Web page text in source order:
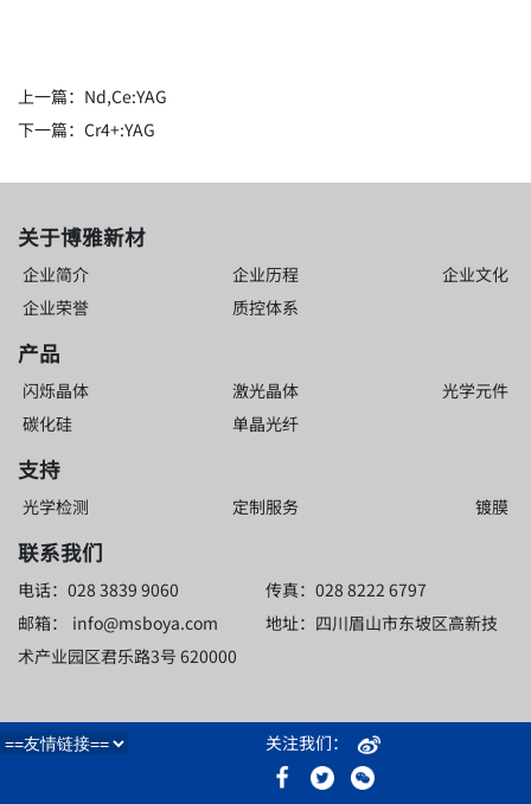
上一篇： Nd,Ce:YAG
下一篇： Cr4+:YAG
关于博雅新材
企业简介 企业历程
企业文化
企业荣誉
质控体系
产品
闪烁晶体 激光晶体
光学元件
碳化硅
单晶光纤
支持
光学检测 定制服务 镀膜
联系我们
电话：028 3839 9060
传真：028 8222 6797
邮箱：
info@msboya.com
地址：四川眉山市东坡区高新技
术产业园区君乐路3号 620000
关注我们：